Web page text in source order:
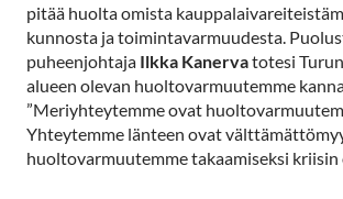
pitää huolta omista
kunnosta ja toimintavarmuudesta.
puheenjohtaja Ilkka Kanervatotesi
alueen olevan huoltovarmuutemme
”Meriyhteytemme ovat
Yhteytemme länteen ovat
huoltovarmuutemme takaamiseksi kriisin